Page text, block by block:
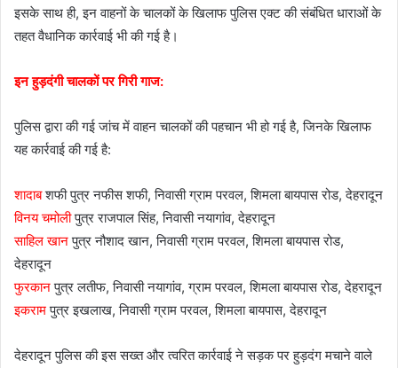
इसके साथ ही, इन वाहनों के चालकों के खिलाफ पुलिस एक्ट की संबंधित धाराओं के
तहत वैधानिक कार्रवाई भी की गई है।
इन हुड़दंगी चालकों पर गिरी गाज:
पुलिस द्वारा की गई जांच में वाहन चालकों की पहचान भी हो गई है, जिनके खिलाफ
यह कार्रवाई की गई है:
शादाबशफी पुत्र नफीस शफी, निवासी ग्राम परवल, शिमला बायपास रोड, देहरादून
विनय चमोलीपुत्र राजपाल सिंह, निवासी नयागांव, देहरादून
साहिल खानपुत्र नौशाद खान, निवासी ग्राम परवल, शिमला बायपास रोड,
देहरादून
फुरकानपुत्र लतीफ, निवासी नयागांव, ग्राम परवल, शिमला बायपास रोड, देहरादून
इकरामपुत्र इखलाख, निवासी ग्राम परवल, शिमला बायपास, देहरादून
देहरादून पुलिस की इस सख्त और त्वरित कार्रवाई ने सड़क पर हुड़दंग मचाने वाले